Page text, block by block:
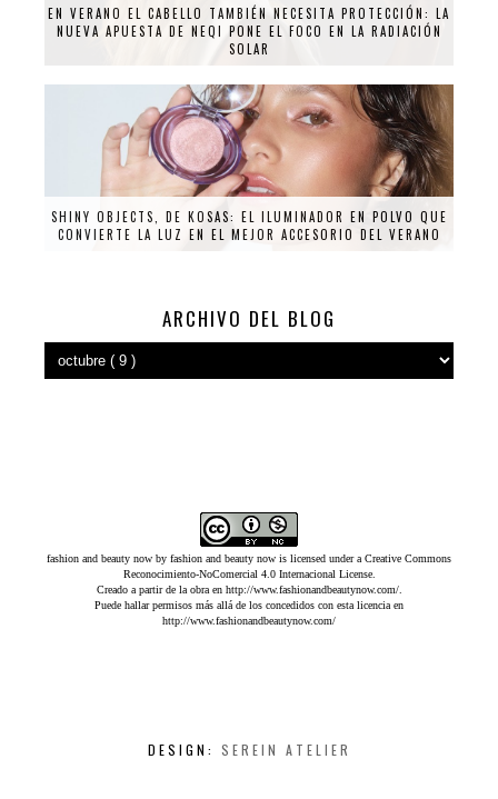
EN VERANO EL CABELLO TAMBIÉN NECESITA PROTECCIÓN: LA
NUEVA APUESTA DE NEQI PONE EL FOCO EN LA RADIACIÓN
SOLAR
SHINY OBJECTS, DE KOSAS: EL ILUMINADOR EN POLVO QUE
CONVIERTE LA LUZ EN EL MEJOR ACCESORIO DEL VERANO
ARCHIVO DEL BLOG
fashion and beauty now by fashion and beauty now is licensed under a Creative Commons
Reconocimiento-NoComercial 4.0 Internacional License.
Creado a partir de la obra en http://www.fashionandbeautynow.com/.
Puede hallar permisos más allá de los concedidos con esta licencia en
http://www.fashionandbeautynow.com/
DESIGN: SEREIN ATELIER